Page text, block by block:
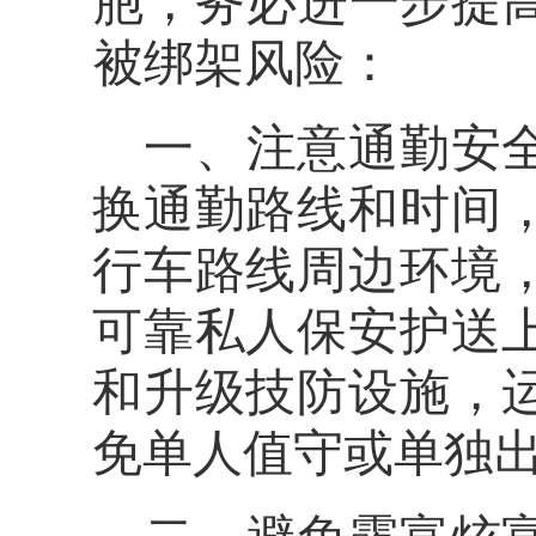
被绑架风险：
一、注意通勤安
换通勤路线和时间
行车路线周边环境
可靠私人保安护送
和升级技防设施，
免单人值守或单独